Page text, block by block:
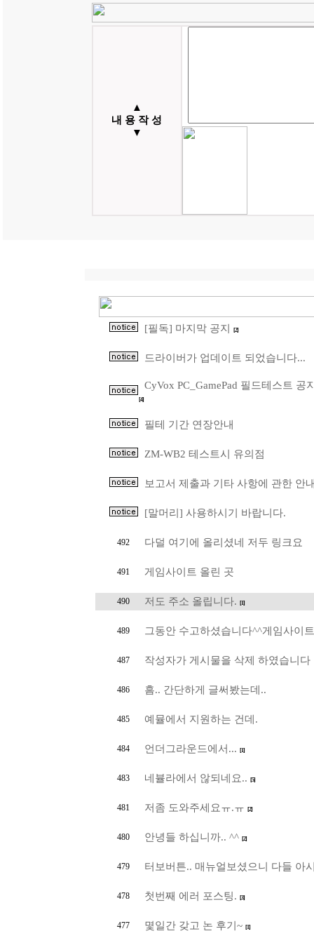
▲
내 용 작 성
▼
[필독] 마지막 공지 [2]
드라이버가 업데이트 되었습니다...
CyVox PC_GamePad 필드테스트 공
[4]
필테 기간 연장안내
ZM-WB2 테스트시 유의점
보고서 제출과 기타 사항에 관한 안
[말머리] 사용하시기 바랍니다.
492 다덜 여기에 올리셨네 저두 링크요
491 게임사이트 올린 곳
490 저도 주소 올립니다. [1]
489 그동안 수고하셨습니다^^게임사이
487 작성자가 게시물을 삭제 하였습니다
486 흠.. 간단하게 글써봤는데..
485 예뮬에서 지원하는 건데.
484 언더그라운드에서... [1]
483 네뷸라에서 않되네요.. [5]
481 저좀 도와주세요ㅠ.ㅠ [2]
480 안녕들 하십니까.. ^^ [2]
479 터보버튼.. 매뉴얼보셨으니 다들 아
478 첫번째 에러 포스팅. [3]
477 몇일간 갖고 논 후기~ [1]